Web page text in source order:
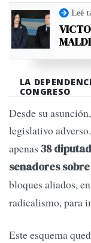
Leé
LA
CONGRESO
Desde su
legislativo adverso.
apenas 38
senadores
bloques aliados,
radicalismo, para
Este esquema